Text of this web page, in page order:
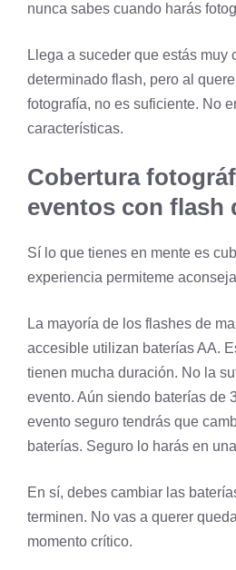
nunca sabes cuando harás
Llega a suceder que estás muy
determinado flash, pero al
fotografía, no es suficiente. No
características.
Cobertura
eventos con flash
Sí lo que tienes en mente es
experiencia permiteme
La mayoría de los flashes de
accesible utilizan baterías AA.
tienen mucha duración. No la
evento. Aún siendo baterías de
evento seguro tendrás que
baterías. Seguro lo harás en
En sí, debes cambiar las
terminen. No vas a querer
momento crítico.